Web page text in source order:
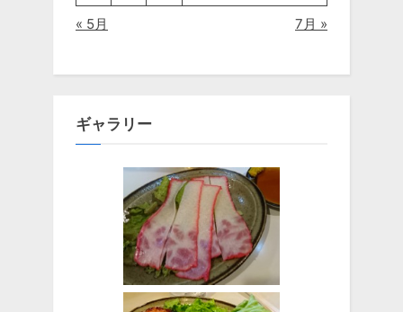
« 5月
7月 »
ギャラリー